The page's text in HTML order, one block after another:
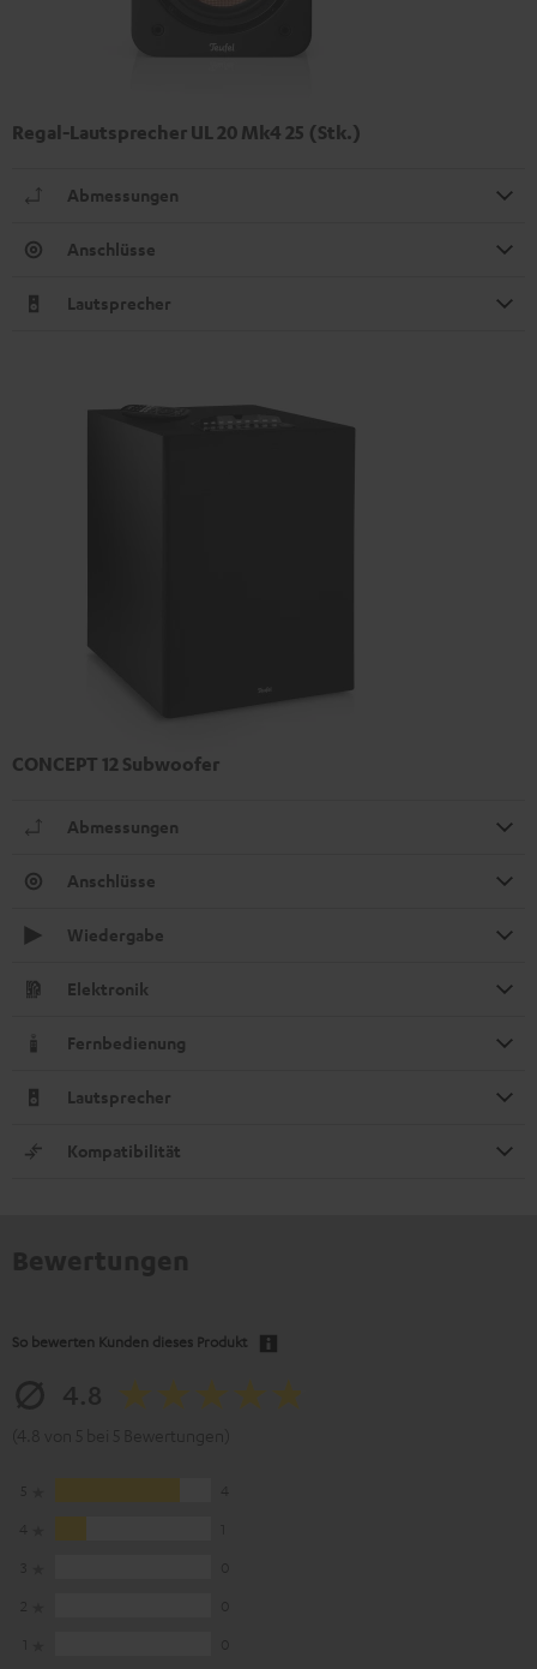
Regal-Lautsprecher UL 20 Mk4 25 (Stk.)
Abmessungen
Anschlüsse
Lautsprecher
CONCEPT 12 Subwoofer
Abmessungen
Anschlüsse
Wiedergabe
Elektronik
Fernbedienung
Lautsprecher
Kompatibilität
So bewerten Kunden dieses Produkt